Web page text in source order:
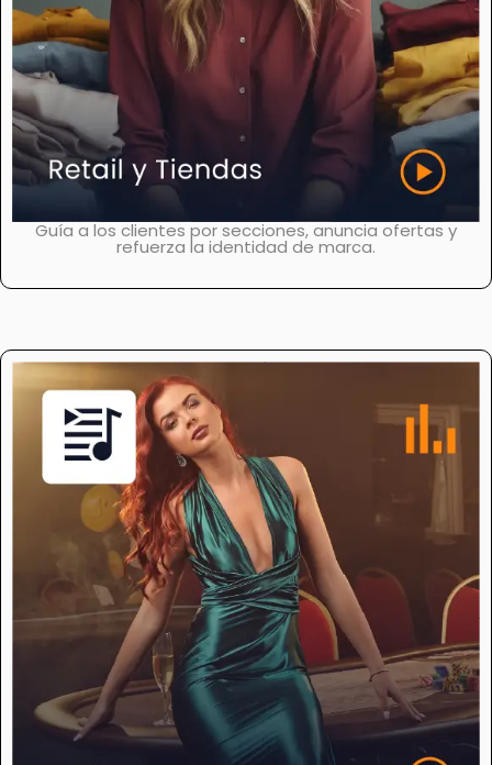
Guía a los clientes por secciones, anuncia ofertas y
refuerza la identidad de marca.